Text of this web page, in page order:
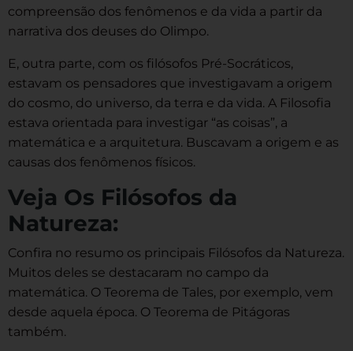
compreensão dos fenômenos e da vida a partir da
narrativa dos deuses do Olimpo.
E, outra parte, com os filósofos Pré-Socráticos,
estavam os pensadores que investigavam a origem
do cosmo, do universo, da terra e da vida. A Filosofia
estava orientada para investigar “as coisas”, a
matemática e a arquitetura. Buscavam a origem e as
causas dos fenômenos físicos.
Veja Os Filósofos da
Natureza:
Confira no resumo os principais Filósofos da Natureza.
Muitos deles se destacaram no campo da
matemática. O Teorema de Tales, por exemplo, vem
desde aquela época. O Teorema de Pitágoras
também.